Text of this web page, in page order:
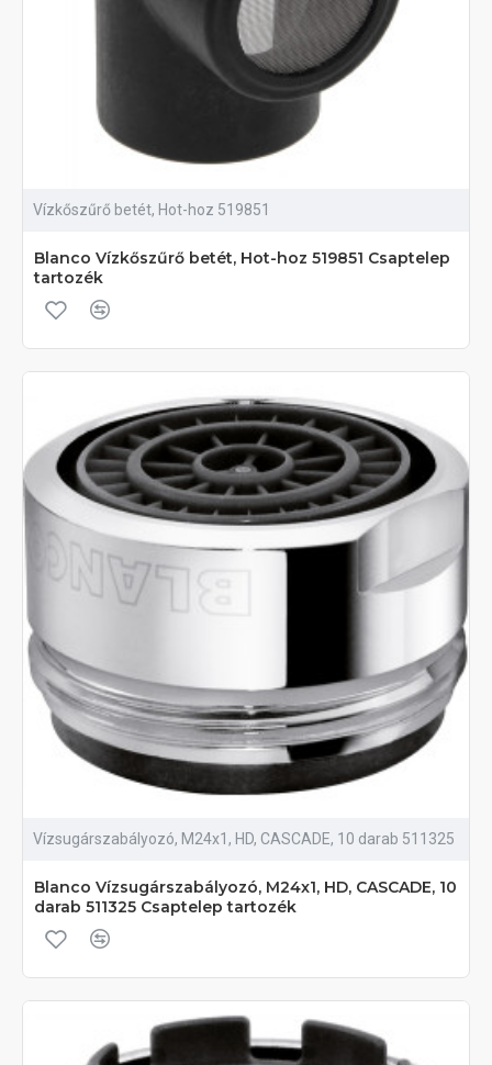
Vízkőszűrő betét, Hot-hoz 519851
Blanco Vízkőszűrő betét, Hot-hoz 519851 Csaptelep
tartozék
Vízsugárszabályozó, M24x1, HD, CASCADE, 10 darab 511325
Blanco Vízsugárszabályozó, M24x1, HD, CASCADE, 10
darab 511325 Csaptelep tartozék